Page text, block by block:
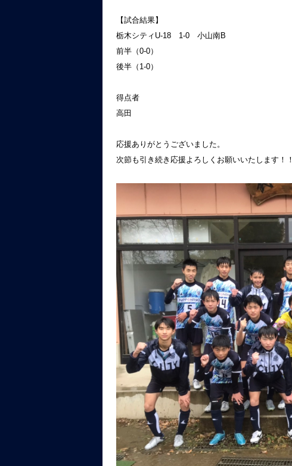
【試合結果】
栃木シティU-18 1-0 小山南B
前半（0-0）
後半（1-0）
得点者
高田
応援ありがとうございました。
次節も引き続き応援よろしくお願いいたします！！